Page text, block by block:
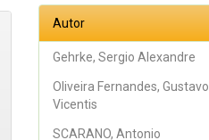
Autor
Gehrke, Sergio Alexandre
Oliveira Fernandes, Gustavo
Vicentis
SCARANO, Antonio